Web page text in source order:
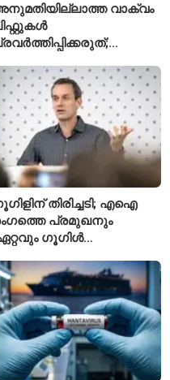
വാക്വം
വിലക്ക്
തിരിച്ചടി; എഐ
പ്രമുഖനും
ഗൂഗിൾ
രാജിവെച്ചു